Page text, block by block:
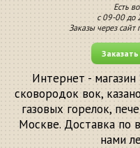
Есть
с 09-00 до
Заказы через
Интернет -
сковородок вок,
газовых горелок,
Москве. Доставка по
нами